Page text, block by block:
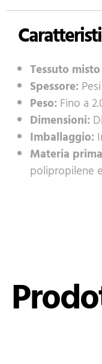
Tessuto
Spessore:
Peso: Fino a
Dimensioni:
Imballaggio:
Materia
polipropilene